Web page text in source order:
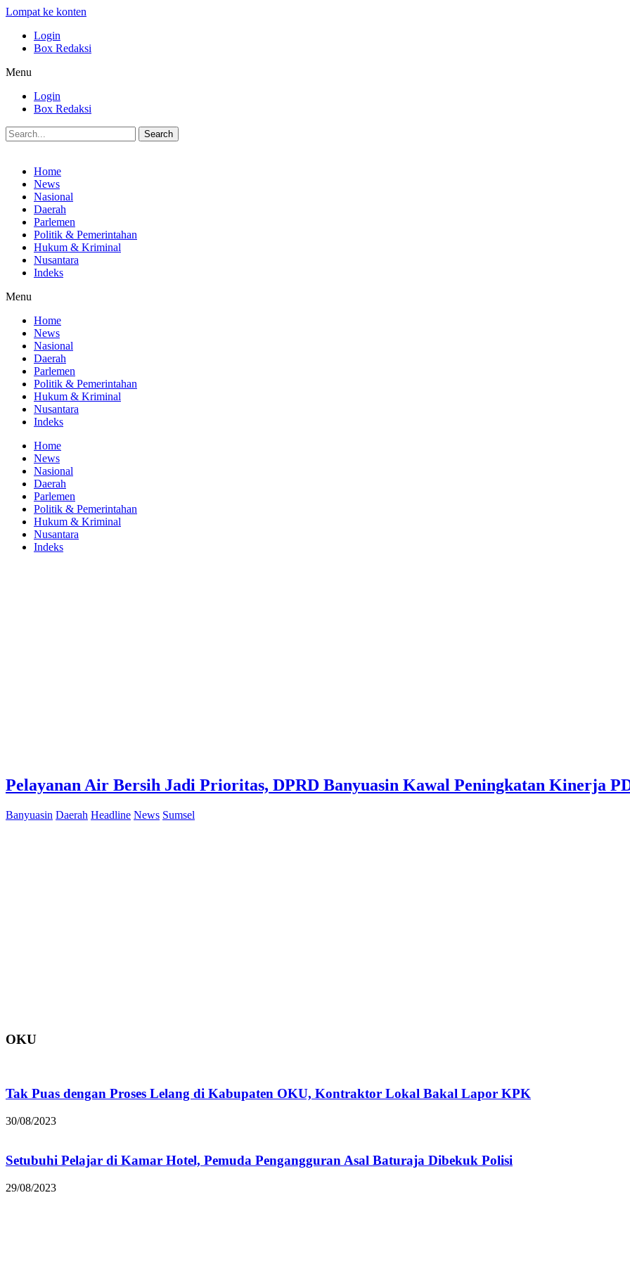
Lompat ke konten
Login
Box Redaksi
Menu
Login
Box Redaksi
Search
Home
News
Nasional
Daerah
Parlemen
Politik & Pemerintahan
Hukum & Kriminal
Nusantara
Indeks
Menu
Home
News
Nasional
Daerah
Parlemen
Politik & Pemerintahan
Hukum & Kriminal
Nusantara
Indeks
Home
News
Nasional
Daerah
Parlemen
Politik & Pemerintahan
Hukum & Kriminal
Nusantara
Indeks
Pelayanan Air Bersih Jadi Prioritas, DPRD Banyuasin Kawal Peningkatan Kinerja
Banyuasin Daerah Headline News Sumsel
OKU
Tak Puas dengan Proses Lelang di Kabupaten OKU, Kontraktor Lokal Bakal Lapor KPK
30/08/2023
Setubuhi Pelajar di Kamar Hotel, Pemuda Pengangguran Asal Baturaja Dibekuk Polisi
29/08/2023